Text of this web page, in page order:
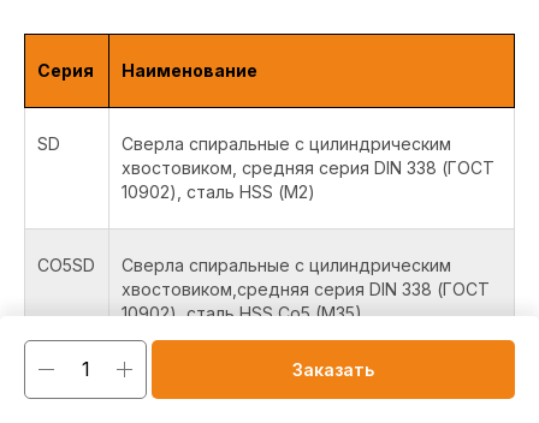
Серия Наименование
SD
Сверла спиральные с цилиндрическим
хвостовиком, средняя серия DIN 338 (ГОСТ
10902), сталь HSS (М2)
CO5SD
Сверла спиральные с цилиндрическим
хвостовиком,средняя серия DIN 338 (ГОСТ
10902), сталь HSS Co5 (M35)
Заказать